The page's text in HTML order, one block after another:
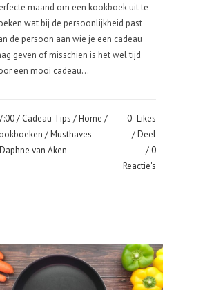
maand om een kookboek uit te
wat bij de persoonlijkheid past
de persoon aan wie je een cadeau
geven of misschien is het wel tijd
een mooi cadeau...
/ Cadeau Tips /Home /
/Musthaves
van Aken
0 Likes
Deel
0
Reactie's